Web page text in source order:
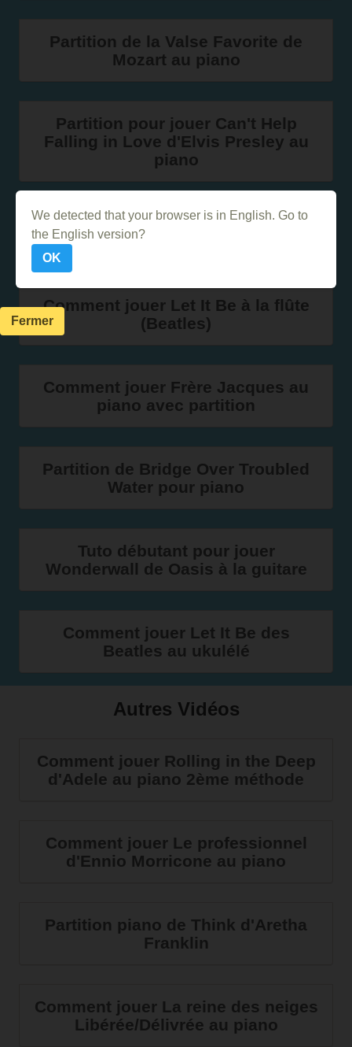
Partition de la Valse Favorite de
Mozart au piano
Partition pour jouer Can't Help
Falling in Love d'Elvis Presley au
piano
Comment jouer Let it be des
Beatles au piano
Comment jouer Let It Be à la flûte
(Beatles)
Comment jouer Frère Jacques au
piano avec partition
Partition de Bridge Over Troubled
Water pour piano
Tuto débutant pour jouer
Wonderwall de Oasis à la guitare
Comment jouer Let It Be des
Beatles au ukulélé
Autres Vidéos
Comment jouer Rolling in the Deep
d'Adele au piano 2ème méthode
Comment jouer Le professionnel
d'Ennio Morricone au piano
Partition piano de Think d'Aretha
Franklin
Comment jouer La reine des neiges
Libérée/Délivrée au piano
We detected that your browser is in English. Go to
the English version?
OK
Fermer